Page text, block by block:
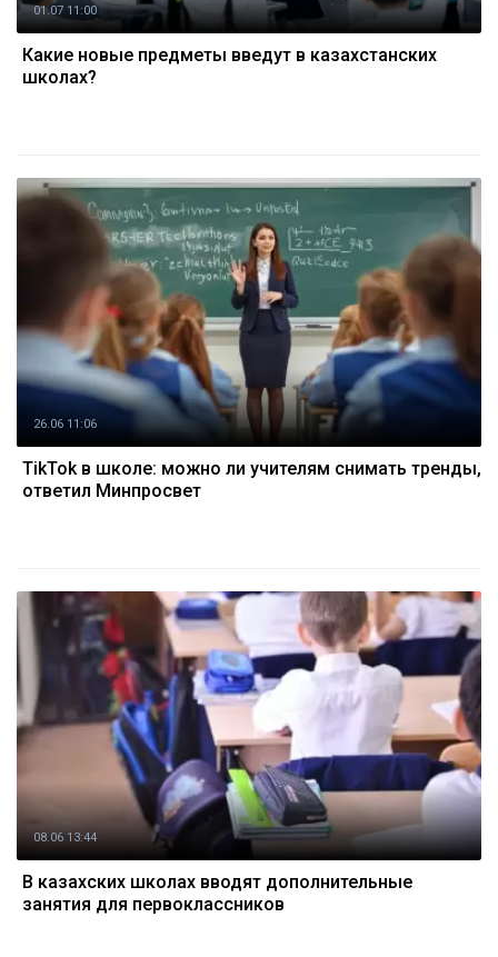
01.07 11:00
Какие новые предметы введут в казахстанских
школах?
26.06 11:06
TikTok в школе: можно ли учителям снимать тренды,
ответил Минпросвет
08.06 13:44
В казахских школах вводят дополнительные
занятия для первоклассников